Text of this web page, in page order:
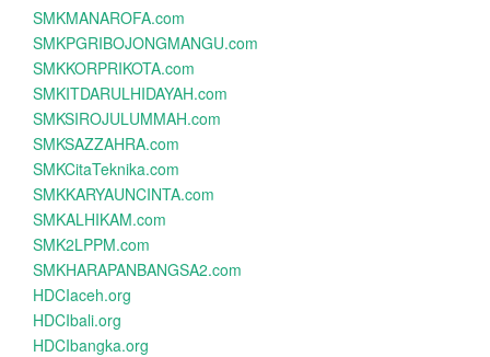
SMKMANAROFA.com
SMKPGRIBOJONGMANGU.com
SMKKORPRIKOTA.com
SMKITDARULHIDAYAH.com
SMKSIROJULUMMAH.com
SMKSAZZAHRA.com
SMKCitaTeknika.com
SMKKARYAUNCINTA.com
SMKALHIKAM.com
SMK2LPPM.com
SMKHARAPANBANGSA2.com
HDCIaceh.org
HDCIbali.org
HDCIbangka.org